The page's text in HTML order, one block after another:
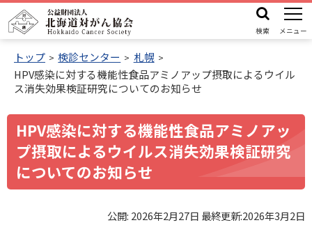
文
ー
益
財
団
法
人
北
海
道
対
が
メ
ュ
検索 メニュー
トップ 検診センター
札幌
HPV感染に対する機能性食品アミノアップ摂取によるウイル
ス消失効果検証研究についてのお知らせ
HPV感染に対する機能性食品アミノアッ
プ摂取によるウイルス消失効果検証研究
についてのお知らせ
公開: 2026年2月27日 最終更新:2026年3月2日